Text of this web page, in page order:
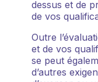
dessus et de
de vos
Outre
et de vos
se peut
d’autres